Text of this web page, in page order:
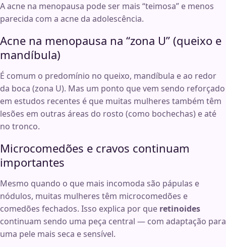
A acne na menopausa pode ser mais “teimosa” e menos
parecida com a acne da adolescência.
Acne na menopausa na “zona U” (queixo e
mandíbula)
É comum o predomínio no queixo, mandíbula e ao redor
da boca (zona U). Mas um ponto que vem sendo reforçado
em estudos recentes é que muitas mulheres também têm
lesões em outras áreas do rosto (como bochechas) e até
no tronco.
Microcomedões e cravos continuam
importantes
Mesmo quando o que mais incomoda são pápulas e
nódulos, muitas mulheres têm microcomedões e
comedões fechados. Isso explica por que retinoides
continuam sendo uma peça central — com adaptação para
uma pele mais seca e sensível.